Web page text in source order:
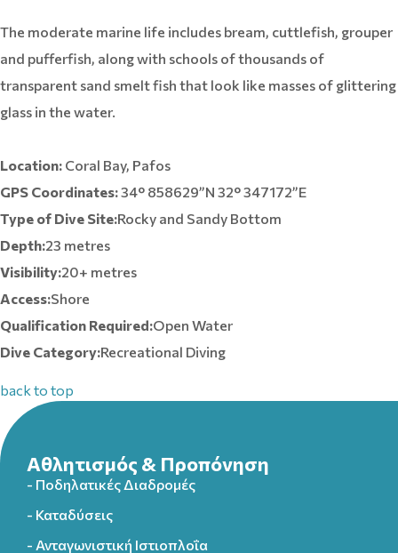
The moderate marine life includes bream, cuttlefish, grouper
and pufferfish, along with schools of thousands of
transparent sand smelt fish that look like masses of glittering
glass in the water.
Location: Coral Bay, Pafos
GPS Coordinates:34° 858629”N 32° 347172”E
Type of Dive Site:Rocky and Sandy Bottom
Depth:23 metres
Visibility:20+ metres
Access:Shore
Qualification Required:Open Water
Dive Category:Recreational Diving
back to top
Αθλητισμός & Προπόνηση
- Ποδηλατικές Διαδρομές
- Καταδύσεις
- Ανταγωνιστική Ιστιοπλοΐα